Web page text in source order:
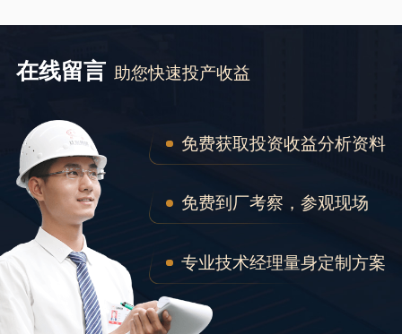
在线留言 助您快速投产收益
免费获取投资收益分析资料
免费到厂考察，参观现场
专业技术经理量身定制方案